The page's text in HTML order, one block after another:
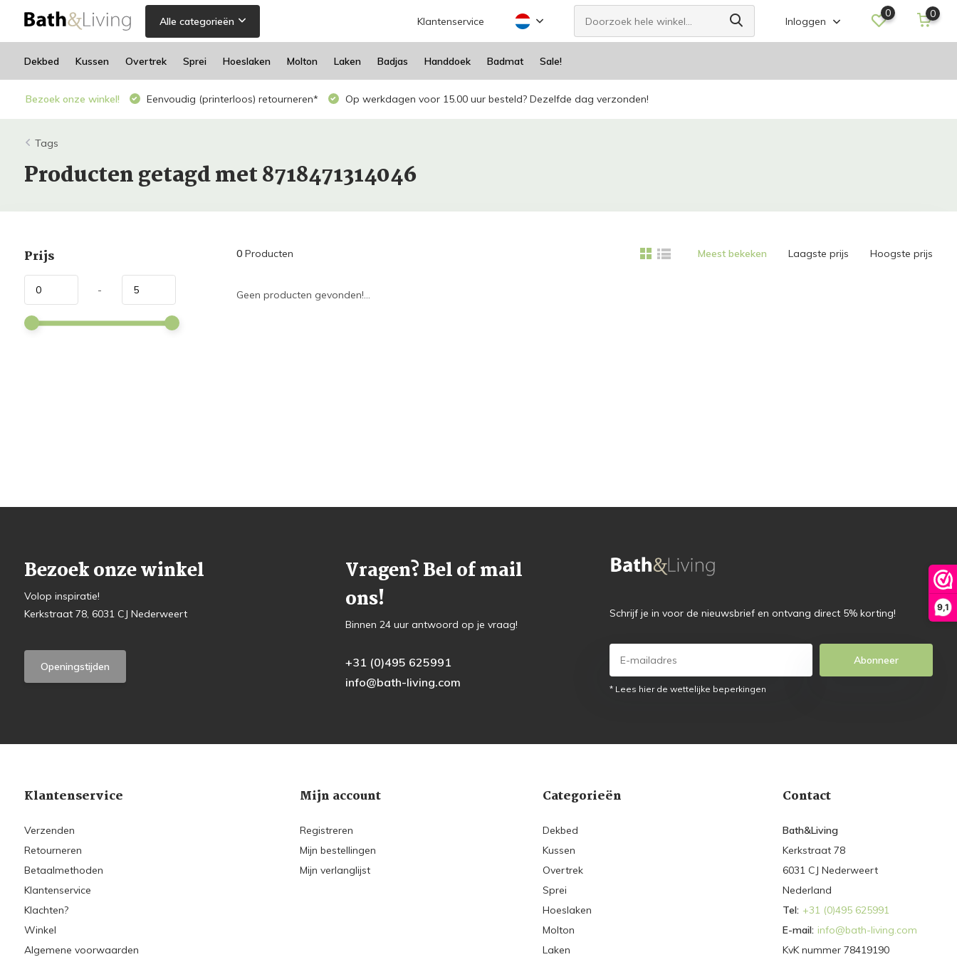
9,1
Alle categorieën Klantenservice Inloggen
0 0
Dekbed Kussen Overtrek Sprei Hoeslaken Molton Laken Badjas Handdoek Badmat Sale!
Bezoek onze winkel! Eenvoudig (printerloos) retourneren* Op werkdagen voor 15.00 uur besteld? Dezelfde dag verzonden!
Tags
Producten getagd met 8718471314046
Prijs
-
0Producten Meest bekeken Laagste prijs Hoogste prijs
Geen producten gevonden!...
Bezoek onze winkel
Volop inspiratie!
Kerkstraat 78, 6031 CJ Nederweert
Openingstijden
Vragen? Bel of mail
ons!
Binnen 24 uur antwoord op je vraag!
+31 (0)495 625991
info@bath-living.com
Schrijf je in voor de nieuwsbrief en ontvang direct 5% korting!
Abonneer
* Lees hier de wettelijke beperkingen
Klantenservice
Verzenden
Retourneren
Betaalmethoden
Klantenservice
Klachten?
Winkel
Algemene voorwaarden
Mijn account
Registreren
Mijn bestellingen
Mijn verlanglijst
Categorieën
Dekbed
Kussen
Overtrek
Sprei
Hoeslaken
Molton
Laken
Contact
Bath&Living
Kerkstraat 78
6031 CJ Nederweert
Nederland
Tel: +31 (0)495 625991
E-mail: info@bath-living.com
KvK nummer 78419190